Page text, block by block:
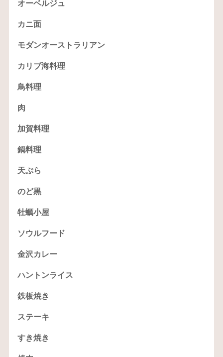
オーベルジュ
カニ面
モダンオーストラリアン
カリブ海料理
鳥料理
肉
加賀料理
鍋料理
天ぷら
のど黒
牡蠣小屋
ソウルフード
金沢カレー
ハントンライス
鉄板焼き
ステーキ
すき焼き